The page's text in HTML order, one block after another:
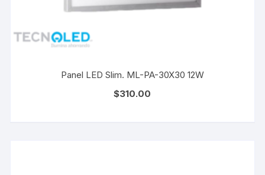
Panel LED Slim. ML-PA-30X30 12W
$310.00